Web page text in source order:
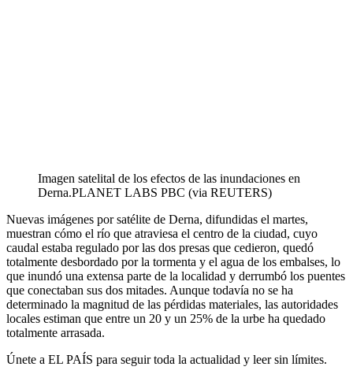
Imagen satelital de los efectos de las inundaciones en
Derna.PLANET LABS PBC (via REUTERS)
Nuevas imágenes por satélite de Derna, difundidas el martes,
muestran cómo el río que atraviesa el centro de la ciudad, cuyo
caudal estaba regulado por las dos presas que cedieron, quedó
totalmente desbordado por la tormenta y el agua de los embalses, lo
que inundó una extensa parte de la localidad y derrumbó los puentes
que conectaban sus dos mitades. Aunque todavía no se ha
determinado la magnitud de las pérdidas materiales, las autoridades
locales estiman que entre un 20 y un 25% de la urbe ha quedado
totalmente arrasada.
Únete a EL PAÍS para seguir toda la actualidad y leer sin límites.